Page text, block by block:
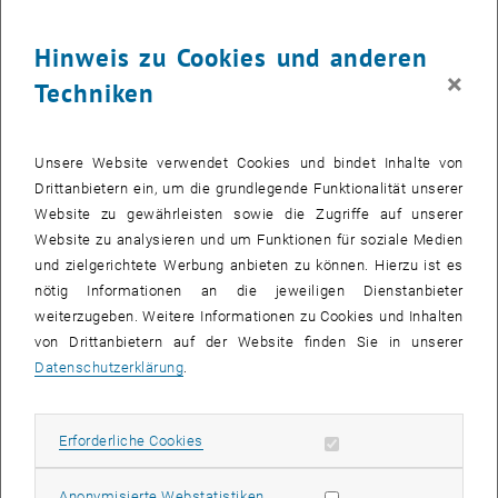
Was kann man in Mathematik heute noch forschen?
SEPT. 26
Veranstaltungstyp:
Veranstaltungsort:Kuppelsaal, TU Wien, 1040 Wien
Theaterstück “Das hat doch eine Frau erfunden!”
28 September 2026
28
SEPT. 26
Veranstaltungstyp:
Veranstaltungsort:TVFA Halle, 1040 Wien
Hinweis zu Cookies und anderen
Techniken
×
Unsere Website verwendet Cookies und bindet Inhalte von
Drittanbietern ein, um die grundlegende Funktionalität unserer
Website zu gewährleisten sowie die Zugriffe auf unserer
Website zu analysieren und um Funktionen für soziale Medien
und zielgerichtete Werbung anbieten zu können. Hierzu ist es
nötig Informationen an die jeweiligen Dienstanbieter
weiterzugeben. Weitere Informationen zu Cookies und Inhalten
von Drittanbietern auf der Website finden Sie in unserer
Datenschutzerklärung
Erforderliche Cookies Erforderliche Cookies zulassen